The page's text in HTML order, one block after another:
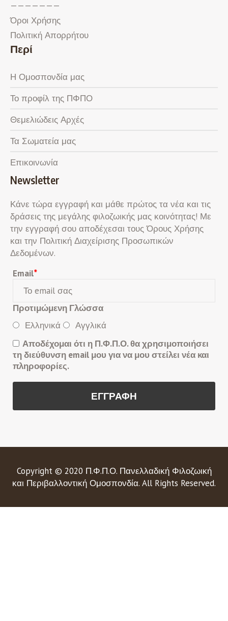
———————
Όροι Χρήσης
Πολιτική Απορρήτου
Περί
Η Ομοσπονδία μας
Το προφίλ της ΠΦΠΟ
Θεμελιώδεις Αρχές
Τα Σωματεία μας
Επικοινωνία
Newsletter
Κάνε τώρα εγγραφή και μάθε πρώτος τα νέα και τις
δράσεις της μεγάλης φιλοζωικής μας κοινότητας! Με
την εγγραφή σου αποδέχεσαι τους Όρους Χρήσης
και την Πολιτική Διαχείρισης Προσωπικών
Δεδομένων.
Email*
Προτιμώμενη Γλώσσα
Ελληνικά
Αγγλικά
Αποδέχομαι ότι η Π.Φ.Π.Ο. θα χρησιμοποιήσει
τη διεύθυνση email μου για να μου στείλει νέα και
πληροφορίες.
Copyright © 2020 Π.Φ.Π.Ο. Πανελλαδική Φιλοζωική
και Περιβαλλοντική Ομοσπονδία. All Rights Reserved.